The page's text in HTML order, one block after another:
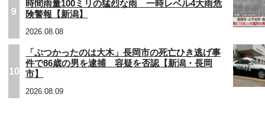
9
時間雨量100ミリの猛烈な雨 一時レベル4大雨危
険警報【新潟】
2026.08.08
10
「ぶつかったのは大木」長岡市の死亡ひき逃げ事
件で86歳の男を逮捕 容疑を否認【新潟・長岡
市】
2026.08.09